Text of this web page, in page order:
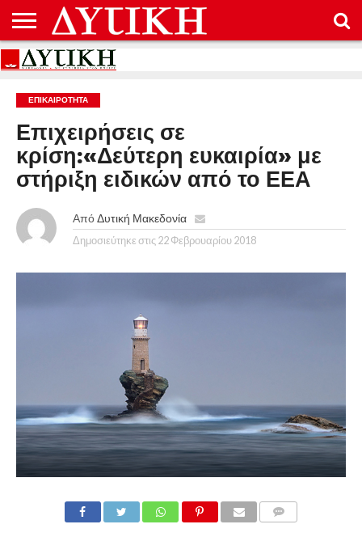
ΑΡΧΙΚΉ
ΕΠΙΚΟΙΝΩΝΊΑ
ΌΡΟΙ
ΠΡΟΣΤΑΣΊΑ
ΔΕΔΟΜΈΝΩΝ
ΕΠΙΚΑΙΡΟΤΗΤΑ
Επιχειρήσεις σε
κρίση:«Δεύτερη ευκαιρία» με
στήριξη ειδικών από το ΕΕΑ
Από Δυτική Μακεδονία
Δημοσιεύτηκε στις 22 Φεβρουαρίου 2018